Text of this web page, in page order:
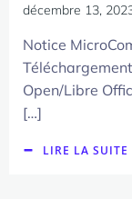
décembre 13,
Notice
Open/Libre
[…]
LIRE LA SUITE